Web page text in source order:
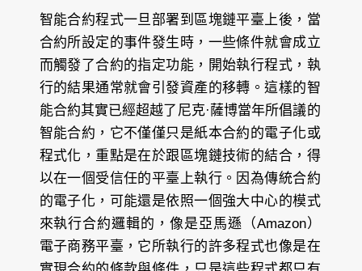
智能合約程式一旦部署到區塊鏈平臺上後，當
合約所設定的事件發生時，一些條件就會成立
而觸發了合約的指定功能，開始執行程式，執
行的結果通常就會引發資產的移轉。這樣的智
能合約其實已經超越了尼克·薩博當年所倡議的
智能合約，它不僅僅只是紙本合約的電子化或
程式化，重點是在於跟區塊鏈技術的結合，得
以在一個受信任的平臺上執行。因為傳統合約
的電子化，可能還是依照一個強大中心的模式
來執行合約邏輯的，像是亞馬遜（Amazon）
電子商務平臺，它所執行的許多程式也像是在